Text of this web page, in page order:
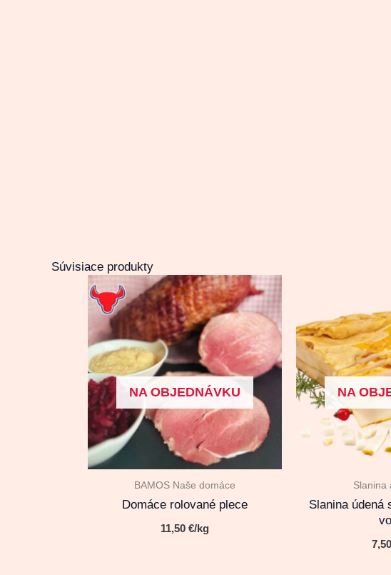
Súvisiace produkty
NA OBJEDNÁVKU
BAMOS Naše domáce
Domáce rolované plece
11,50€/kg
NA
Slanina
Slanina údená
7,50